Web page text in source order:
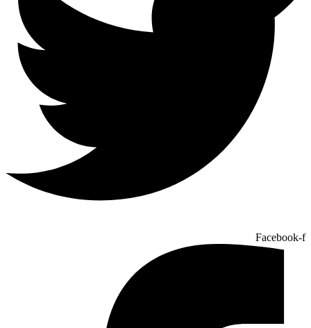
Facebook-f